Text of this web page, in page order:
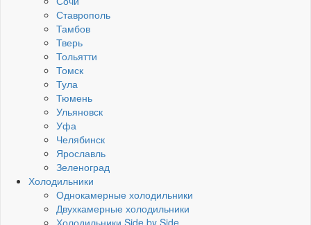
Ставрополь
Тамбов
Тверь
Тольятти
Томск
Тула
Тюмень
Ульяновск
Уфа
Челябинск
Ярославль
Зеленоград
Холодильники
Однокамерные холодильники
Двухкамерные холодильники
Холодильники Side by Side